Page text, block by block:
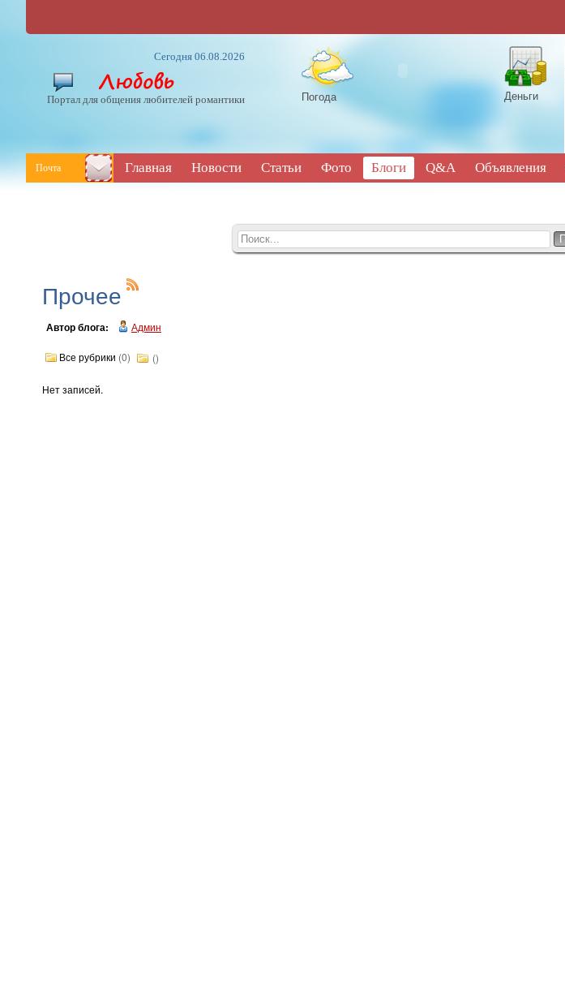
Сегодня 06.08.2026
Портал для общения любителей романтики Погода Деньги
Почта Главная Новости Статьи Фото Блоги Q&A Объявления
Прочее
Автор блога: Админ
Все рубрики (0) ()
Нет записей.